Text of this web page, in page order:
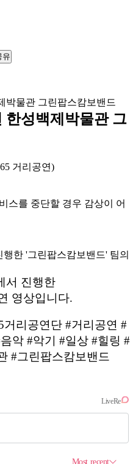
한성백제박물관 그
거리공연)
스를 중단할 경우 감상이 어
한 '그린팝스캄보밴드' 팀의
서 진행한
영상입니다.
거리공연단 #거리공연 #
악 #악기 #일상 #힐링 #
#그린팝스캄보밴드